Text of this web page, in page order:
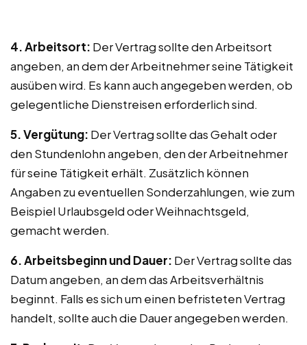
4. Arbeitsort: Der Vertrag sollte den Arbeitsort
angeben, an dem der Arbeitnehmer seine Tätigkeit
ausüben wird. Es kann auch angegeben werden, ob
gelegentliche Dienstreisen erforderlich sind.
5. Vergütung: Der Vertrag sollte das Gehalt oder
den Stundenlohn angeben, den der Arbeitnehmer
für seine Tätigkeit erhält. Zusätzlich können
Angaben zu eventuellen Sonderzahlungen, wie zum
Beispiel Urlaubsgeld oder Weihnachtsgeld,
gemacht werden.
6. Arbeitsbeginn und Dauer: Der Vertrag sollte das
Datum angeben, an dem das Arbeitsverhältnis
beginnt. Falls es sich um einen befristeten Vertrag
handelt, sollte auch die Dauer angegeben werden.